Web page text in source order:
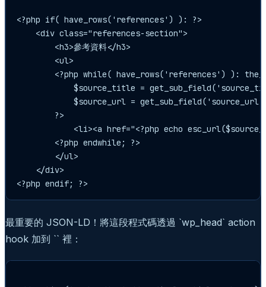
<?php if( have_rows('references') ): ?>
    <div class="references-section">
        <h3>參考資料</h3>
        <ul>
<?php while( have_rows('references') ):
$source_title =
$source_url =
        ?>
<li><a href="<?php echo
        <?php endwhile; ?>
        </ul>
    </div>
最重要的 JSON-LD！將這段程式碼透過 `wp_head` action
hook 加到 `` 裡：